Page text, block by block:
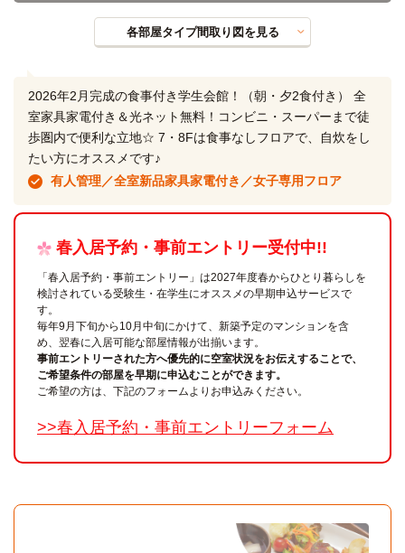
各部屋タイプ間取り図を見る
2026年2月完成の食事付き学生会館！（朝・夕2食付き） 全
室家具家電付き＆光ネット無料！コンビニ・スーパーまで徒
歩圏内で便利な立地☆ 7・8Fは食事なしフロアで、自炊をし
たい方にオススメです♪
有人管理／全室新品家具家電付き／女子専用フロア
春入居予約・事前エントリー受付中!!
「春入居予約・事前エントリー」は2027年度春からひとり暮らしを
検討されている受験生・在学生にオススメの早期申込サービスで
す。
毎年9月下旬から10月中旬にかけて、新築予定のマンションを含
め、翌春に入居可能な部屋情報が出揃います。
事前エントリーされた方へ優先的に空室状況をお伝えすることで、
ご希望条件の部屋を早期に申込むことができます。
ご希望の方は、下記のフォームよりお申込みください。
>>春入居予約・事前エントリーフォーム